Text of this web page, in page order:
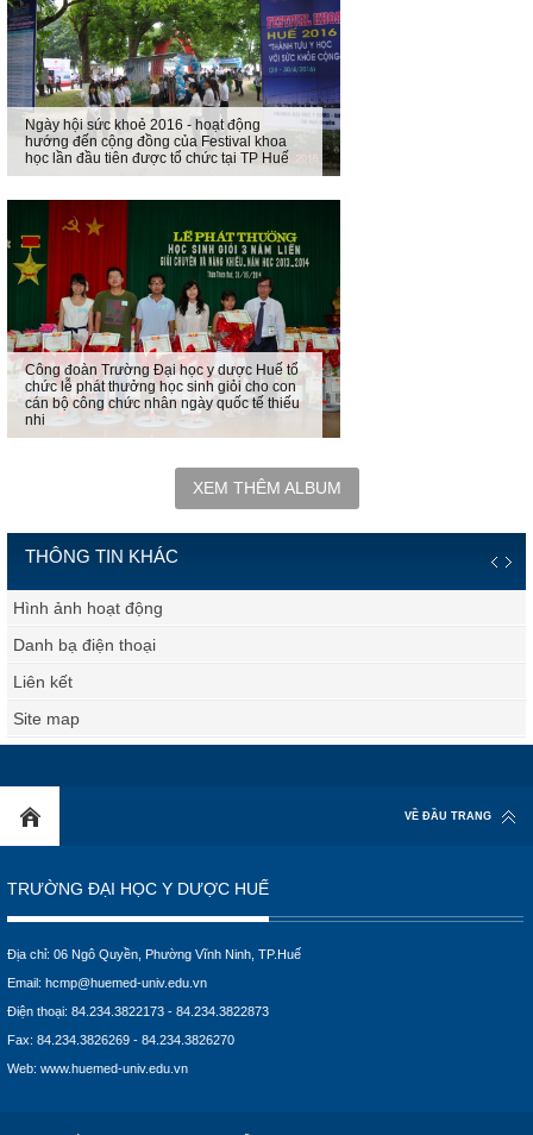
Ngày hội sức khoẻ 2016 - hoạt động
hướng đến cộng đồng của Festival khoa
học lần đầu tiên được tổ chức tại TP Huế
Công đoàn Trường Đại học y dược Huế tổ
chức lễ phát thưởng học sinh giỏi cho con
cán bộ công chức nhân ngày quốc tế thiếu
nhi
XEM THÊM ALBUM
THÔNG TIN KHÁC
VỀ ĐẦU TRANG
TRƯỜNG ĐẠI HỌC Y DƯỢC HUẾ
Địa chỉ: 06 Ngô Quyền, Phường Vĩnh Ninh, TP.Huế
Email: hcmp@huemed-univ.edu.vn
Điện thoại: 84.234.3822173 - 84.234.3822873
Fax: 84.234.3826269 - 84.234.3826270
Web: www.huemed-univ.edu.vn